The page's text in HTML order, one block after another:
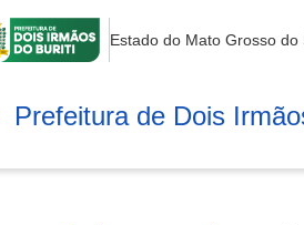
Estado do Mato Grosso do
Prefeitura de Dois